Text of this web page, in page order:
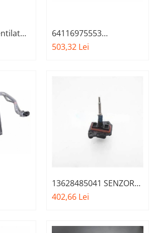
X6
64116975553
EVAPORATOR BMW -
503,32 Lei
13628485041 SENZOR
TEMP BMW
402,66 Lei